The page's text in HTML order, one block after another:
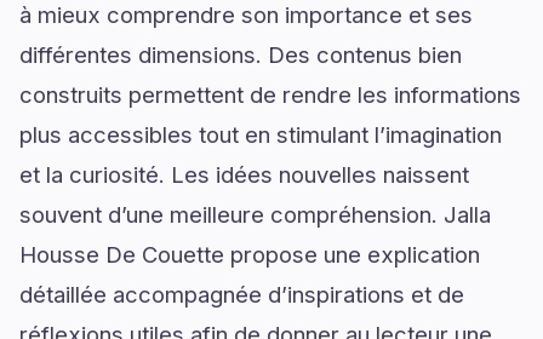
à mieux comprendre son importance et ses
différentes dimensions. Des contenus bien
construits permettent de rendre les informations
plus accessibles tout en stimulant l’imagination
et la curiosité. Les idées nouvelles naissent
souvent d’une meilleure compréhension. Jalla
Housse De Couette propose une explication
détaillée accompagnée d’inspirations et de